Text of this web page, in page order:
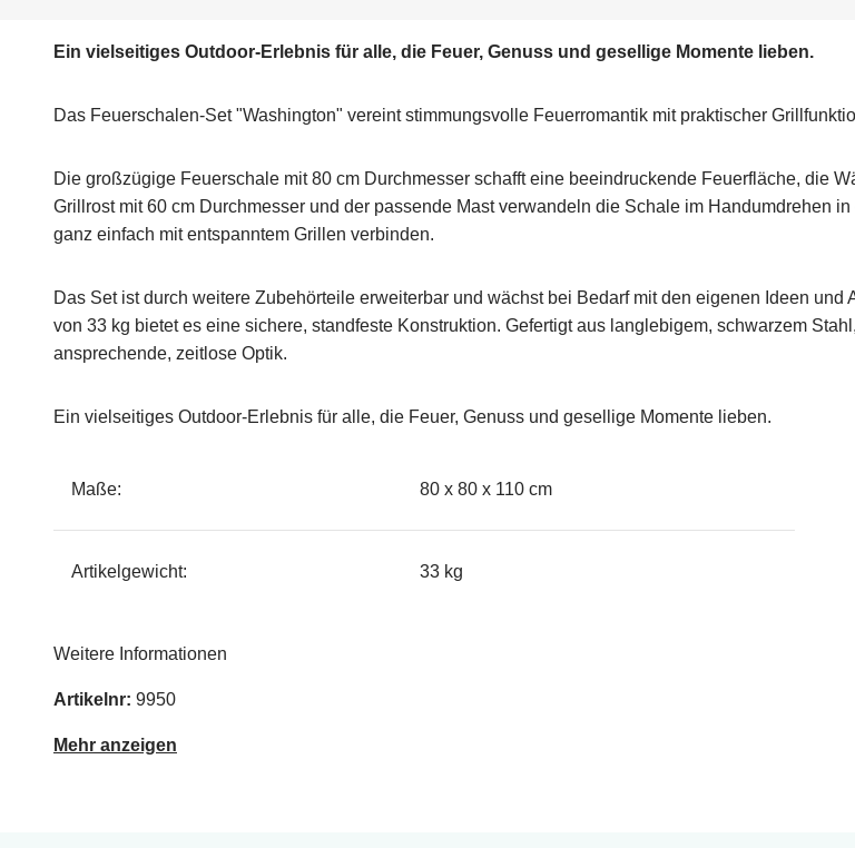
Ein vielseitiges Outdoor-Erlebnis für alle, die Feuer, Genuss und gesellige Momente lieben.
Das Feuerschalen-Set "Washington" vereint stimmungsvolle Feuerromantik mit praktischer
Die großzügige Feuerschale mit 80 cm Durchmesser schafft eine beeindruckende Feuerfläche, die
Grillrost mit 60 cm Durchmesser und der passende Mast verwandeln die Schale im Handumdrehen
ganz einfach mit entspanntem Grillen verbinden.
Das Set ist durch weitere Zubehörteile erweiterbar und wächst bei Bedarf mit den eigenen Ideen
von 33 kg bietet es eine sichere, standfeste Konstruktion. Gefertigt aus langlebigem, schwarzem
ansprechende, zeitlose Optik.
Ein vielseitiges Outdoor-Erlebnis für alle, die Feuer, Genuss und gesellige Momente lieben.
Maße: 80 x 80 x 110 cm
Artikelgewicht: 33 kg
Weitere Informationen
Artikelnr: 9950
Mehr anzeigen